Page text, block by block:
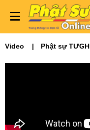
Video
Phật sự TƯGH